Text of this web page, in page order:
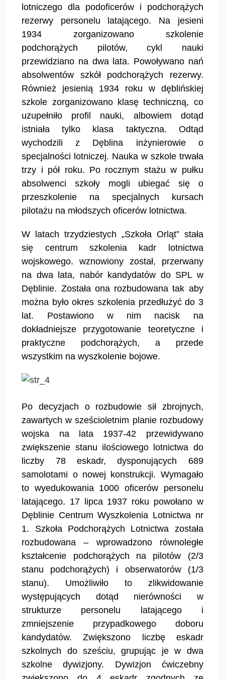
lotniczego dla podoficerów i podchorążych
rezerwy personelu latającego. Na jesieni
1934 zorganizowano szkolenie
podchorążych pilotów, cykl nauki
przewidziano na dwa lata. Powoływano nań
absolwentów szkół podchorążych rezerwy.
Również jesienią 1934 roku w dęblińskiej
szkole zorganizowano klasę techniczną, co
uzupełniło profil nauki, albowiem dotąd
istniała tylko klasa taktyczna. Odtąd
wychodzili z Dęblina inżynierowie o
specjalności lotniczej. Nauka w szkole trwała
trzy i pół roku. Po rocznym stażu w pułku
absolwenci szkoły mogli ubiegać się o
przeszkolenie na specjalnych kursach
pilotażu na młodszych oficerów lotnictwa.
W latach trzydziestych „Szkoła Orląt” stała
się centrum szkolenia kadr lotnictwa
wojskowego. wznowiony został, przerwany
na dwa lata, nabór kandydatów do SPL w
Dęblinie. Została ona rozbudowana tak aby
można było okres szkolenia przedłużyć do 3
lat. Postawiono w nim nacisk na
dokładniejsze przygotowanie teoretyczne i
praktyczne podchorążych, a przede
wszystkim na wyszkolenie bojowe.
Po decyzjach o rozbudowie sił zbrojnych,
zawartych w sześcioletnim planie rozbudowy
wojska na lata 1937-42 przewidywano
zwiększenie stanu ilościowego lotnictwa do
liczby 78 eskadr, dysponujących 689
samolotami o nowej konstrukcji. Wymagało
to wyedukowania 1000 oficerów personelu
latającego. 17 lipca 1937 roku powołano w
Dęblinie Centrum Wyszkolenia Lotnictwa nr
1. Szkoła Podchorążych Lotnictwa została
rozbudowana – wprowadzono równoległe
kształcenie podchorążych na pilotów (2/3
stanu podchorążych) i obserwatorów (1/3
stanu). Umożliwiło to zlikwidowanie
występujących dotąd nierówności w
strukturze personelu latającego i
zmniejszenie przypadkowego doboru
kandydatów. Zwiększono liczbę eskadr
szkolnych do sześciu, grupując je w dwa
szkolne dywizjony. Dywizjon ćwiczebny